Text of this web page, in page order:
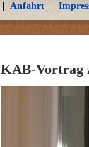
Anfahrt
KAB-Vortrag